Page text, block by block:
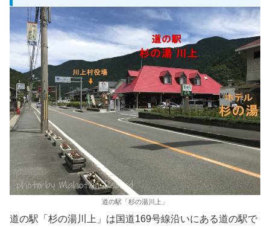
道の駅「杉の湯川上」
道の駅「杉の湯川上」は国道169号線沿いにある道の駅で